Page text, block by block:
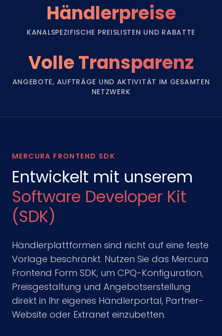
Händlerpreise
KANALSPEZIFISCHE PREISLISTEN UND RABATTE
Volle Transparenz
ANGEBOTE, AUFTRÄGE UND AKTIVITÄT IM GESAMTEN
NETZWERK
MERCURA FRONTEND SDK
Entwickelt mit unserem
Software Developer Kit
(SDK)
Händlerplattformen sind nicht auf eine feste
Vorlage beschränkt. Nutzen Sie das Mercura
Frontend Form SDK, um CPQ-Konfiguration,
Preisgestaltung und Angebotserstellung
direkt in Ihr eigenes Händlerportal, Partner-
Website oder Extranet einzubetten.